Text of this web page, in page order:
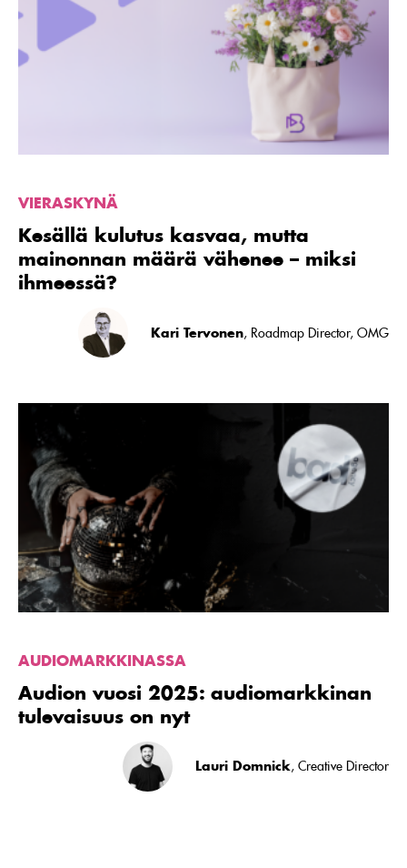
kasvaa,
mainonnan
VIERASKYNÄ
Kesällä kulutus kasvaa, mutta
mainonnan määrä vähenee – miksi
ihmeessä?
Kari Tervonen, Roadmap Director, OMG
artikkeli
Audion
vuosi
2025:
audiomarkkinan
tulevaisuus
nyt
AUDIOMARKKINASSA
Audion vuosi 2025: audiomarkkinan
tulevaisuus on nyt
Lauri Domnick, Creative Director